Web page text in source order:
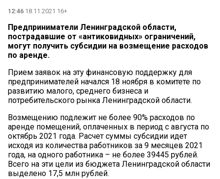
12:46 18.11.2021 16+
Предприниматели Ленинградской области,
пострадавшие от «антиковидных» ограничений,
могут получить субсидии на возмещение расходов
по аренде.
Прием заявок на эту финансовую поддержку для
предпринимателей начался 18 ноября в комитете по
развитию малого, среднего бизнеса и
потребительского рынка Ленинградской области.
Возмещению подлежит не более 90% расходов по
аренде помещений, оплаченных в период с августа по
октябрь 2021 года. Расчет суммы субсидии идет
исходя из количества работников за 9 месяцев 2021
года, на одного работника – не более 39445 рублей.
Всего на эти цели из бюджета Ленинградской области
выделено 17,5 млн рублей.